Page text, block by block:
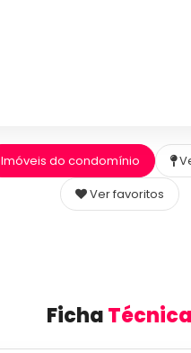
Imóveis do condomínio
Ver favoritos
FichaTécnica